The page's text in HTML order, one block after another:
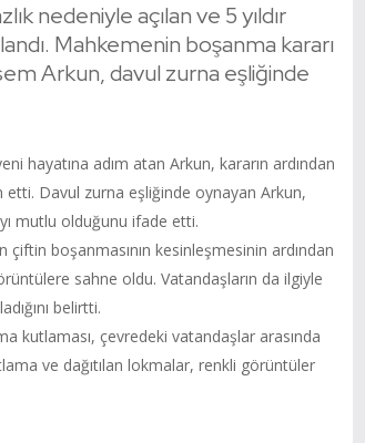
nedeniyle açılan ve 5 yıldır
Mahkemenin boşanma kararı
Arkun, davul zurna eşliğinde
hayatına adım atan Arkun, kararın ardından
Davul zurna eşliğinde oynayan Arkun,
mutlu olduğunu ifade etti.
çiftin boşanmasının kesinleşmesinin ardından
sahne oldu. Vatandaşların da ilgiyle
belirtti.
kutlaması, çevredeki vatandaşlar arasında
ve dağıtılan lokmalar, renkli görüntüler